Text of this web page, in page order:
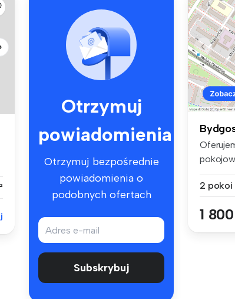
Otrzymuj
powiadomienia
Otrzymuj bezpośrednie
powiadomienia o
podobnych ofertach
Subskrybuj
2 pokoi
1 800